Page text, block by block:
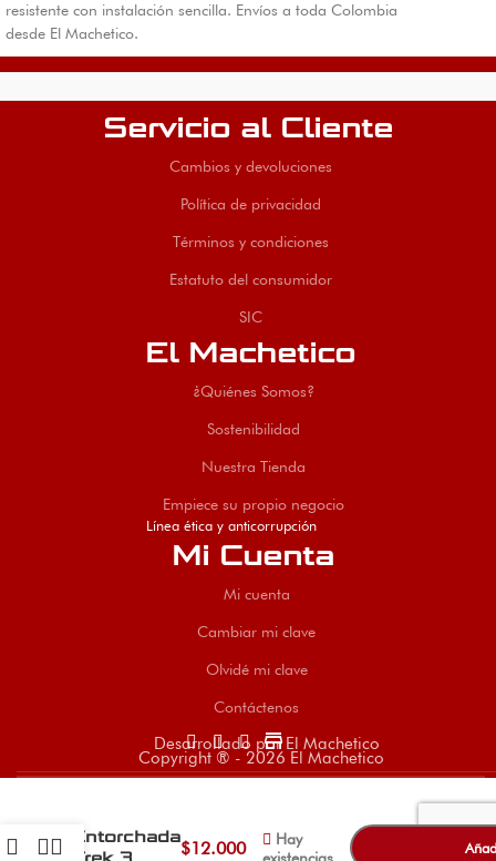
resistente con instalación sencilla. Envíos a toda Colombia
desde El Machetico.
Servicio al Cliente
Cambios y devoluciones
Política de privacidad
Términos y condiciones
Estatuto del consumidor
SIC
El Machetico
¿Quiénes Somos?
Sostenibilidad
Nuestra Tienda
Empiece su propio negocio
Línea ética y anticorrupción
Mi Cuenta
Mi cuenta
Cambiar mi clave
Olvidé mi clave
Contáctenos
store
Desarrollado por El Machetico
Copyright ® - 2026 El Machetico
Entorchada$12.000
Hay
existencias
+